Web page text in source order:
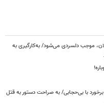
موجب دلسردی می‌شود/ به‌کارگیری به
با بی‌حجابی/ به صراحت دستور به قتل